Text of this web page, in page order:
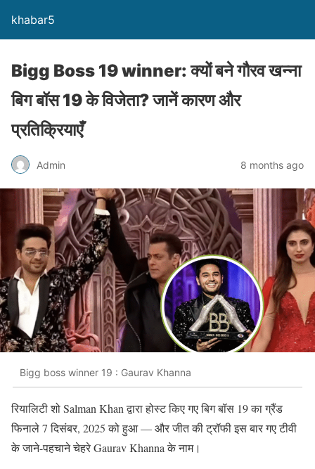
khabar5
Bigg Boss 19 winner: क्यों बने गौरव खन्ना
बिग बॉस 19 के विजेता? जानें कारण और
प्रतिक्रियाएँ
Admin 8 months ago
Bigg boss winner 19 : Gaurav Khanna
रियालिटी शो Salman Khan द्वारा होस्ट किए गए बिग बॉस 19 का ग्रैंड
फिनाले 7 दिसंबर, 2025 को हुआ — और जीत की ट्रॉफी इस बार गए टीवी
के जाने-पहचाने चेहरे Gaurav Khanna के नाम।